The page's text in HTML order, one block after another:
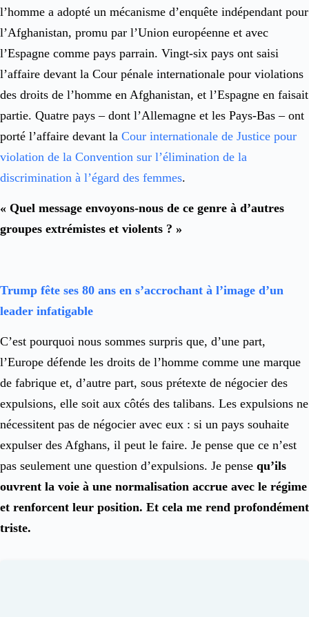
l’homme a adopté un mécanisme d’enquête indépendant pour
l’Afghanistan, promu par l’Union européenne et avec
l’Espagne comme pays parrain. Vingt-six pays ont saisi
l’affaire devant la Cour pénale internationale pour violations
des droits de l’homme en Afghanistan, et l’Espagne en faisait
partie. Quatre pays – dont l’Allemagne et les Pays-Bas – ont
porté l’affaire devant la Cour internationale de Justice pour
violation de la Convention sur l’élimination de la
discrimination à l’égard des femmes.
« Quel message envoyons-nous de ce genre à d’autres
groupes extrémistes et violents ? »
Trump fête ses 80 ans en s’accrochant à l’image d’un
leader infatigable
C’est pourquoi nous sommes surpris que, d’une part,
l’Europe défende les droits de l’homme comme une marque
de fabrique et, d’autre part, sous prétexte de négocier des
expulsions, elle soit aux côtés des talibans. Les expulsions ne
nécessitent pas de négocier avec eux : si un pays souhaite
expulser des Afghans, il peut le faire. Je pense que ce n’est
pas seulement une question d’expulsions. Je pense qu’ils
ouvrent la voie à une normalisation accrue avec le régime
et renforcent leur position. Et cela me rend profondément
triste.